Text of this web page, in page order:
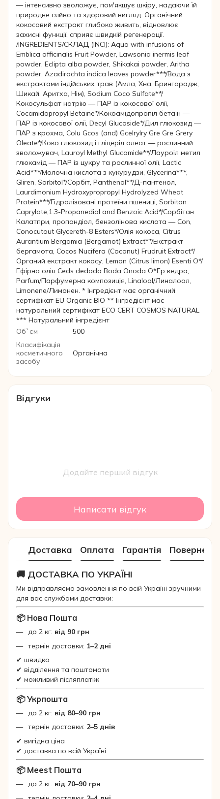
— інтенсивно зволожує, пом'якшує шкіру, надаючи їй
природне сяйво та здоровий вигляд. Органічний
кокосовий екстракт глибоко живить, відновлює
захисні функції, сприяє швидкій регенерації.
/INGREDIENTS/СКЛАД (INCI): Aqua with infusions of
Emblica officinalis Fruit Powder, Lawsonia inermis leaf
powder, Eclipta alba powder, Shikakai powder, Aritha
powder, Azadirachta indica leaves powder***/Вода з
екстрактами індійських трав (Амла, Хна, Брингарадж,
Шикай, Аритха, Нім), Sodium Coco Sulfate**/
Кокосульфат натрію — ПАР із кокосової олії,
Cocamidopropyl Betaine*/Кокоамідопропіл бетаїн —
ПАР із кокосової олії, Decyl Glucoside*/Дил глюкозид —
ПАР з крохма, Colu Gcos (and) Gcelrylry Gre Gre Grery
Oleate*/Коко глюкозид і гліцеріл олеат — рослинний
зволожувач, Lauroyl Methyl Glucamide**/Лауроіл метил
глюкамід — ПАР із цукру та рослинної олії, Lactic
Acid***/Молочна кислота з кукурудзи, Glycerina***,
Gliren, Sorbitol*/Сорбіт, Panthenol**/Д-пантенол,
Laurdimonium Hydroxypropropyl Hydrolyzed Wheat
Protein***/Гідролізовані протеїни пшениці, Sorbitan
Caprylate,1.3-Propanediol and Benzoic Acid*/Сорбітан
Калатпри, пропандіол, бензолінова кислота — Con,
Conocutout Glycereth-8 Esters*/Олія кокоса, Citrus
Aurantium Bergamia (Bergamot) Extract**/Екстракт
бергамота, Cocos Nucifera (Coconut) Frudruit Extract*/
Органий екстракт кокосу, Lemon (Citrus limon) Esenti O*/
Ефірна олія Ceds dedoda Boda Onoda O*Ер кедра,
Parfum/Парфумерна композиція, Linalool/Линалоол,
Limonene/Лимонен. * Інгредієнт має органічний
сертифікат EU Organic BIO ** Інгредієнт має
натуральний сертифікат ECO CERT COSMOS NATURAL
*** Натуральний інгредієнт
Об`єм
500
Класифікація
косметичного
засобу
Органічна
Відгуки
Додайте перший відгук
Написати відгук
Доставка Оплата Гарантія
🚚 ДОСТАВКА ПО УКРАЇНІ
Ми відправляємо замовлення по всій Україні зручними
для вас службами доставки:
📦 Нова Пошта
до 2 кг: від 90 грн
термін доставки: 1–2 дні
✔ швидко
✔ відділення та поштомати
✔ можливий післяплатіж
📦 Укрпошта
до 2 кг: від 80–90 грн
термін доставки: 2–5 днів
✔ вигідна ціна
✔ доставка по всій Україні
📦 Meest Пошта
до 2 кг: від 70–90 грн